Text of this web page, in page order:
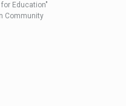
Education"
Community